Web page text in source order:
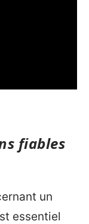
fiables
un
essentiel